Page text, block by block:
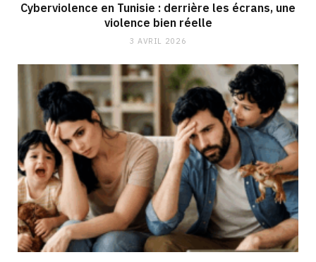
Cyberviolence en Tunisie : derrière les écrans, une
violence bien réelle
3 AVRIL 2026